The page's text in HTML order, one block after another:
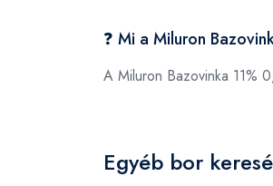
❓ Mi a Miluron
A Miluron Bazovinka 11%
Egyéb bor